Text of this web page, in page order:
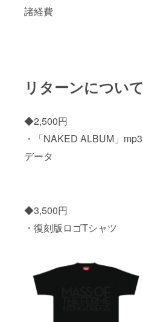
諸経費
リターンについて
◆2,500円
・「NAKED ALBUM」mp3
データ
◆3,500円
・復刻版ロゴTシャツ